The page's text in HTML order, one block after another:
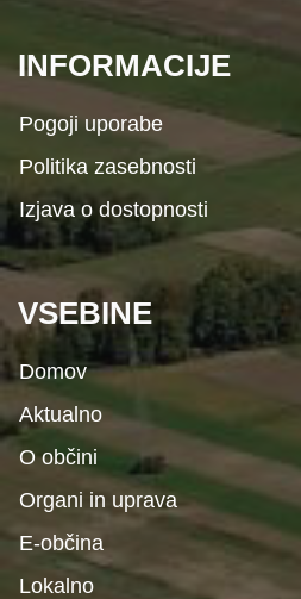
INFORMACIJE
Pogoji uporabe
Politika zasebnosti
Izjava o dostopnosti
VSEBINE
Domov
Aktualno
O občini
Organi in uprava
E-občina
Lokalno